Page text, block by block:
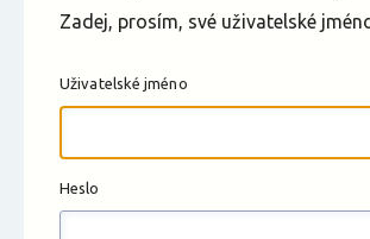
Zadej, prosím, své uživatelské
Uživatelské jméno
Heslo